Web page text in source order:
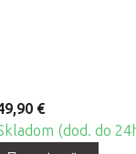
€
(dod. do